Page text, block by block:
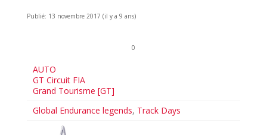
Publié: 13 novembre 2017 (il y a 9 ans)
0
AUTO
GT Circuit FIA
Grand Tourisme [GT]
Global Endurance legends, Track Days